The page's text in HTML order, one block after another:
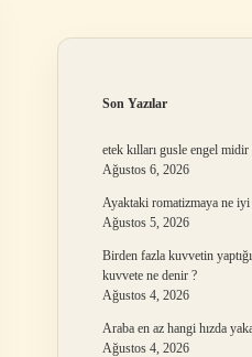
Son Yazılar
etek kılları gusle engel midir
Ağustos 6, 2026
Ayaktaki romatizmaya ne iyi
Ağustos 5, 2026
Birden fazla kuvvetin
kuvvete ne denir ?
Ağustos 4, 2026
Araba en az hangi hızda
Ağustos 4, 2026